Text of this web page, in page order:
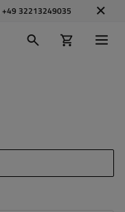
+49 32213249035